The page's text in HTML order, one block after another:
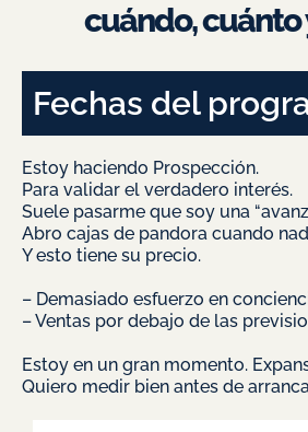
cuándo, cuánto
Fechas del
Estoy haciendo Prospección.
Para validar el verdadero interés.
Suele pasarme que soy una
Abro cajas de pandora cuando
Y esto tiene su precio.
– Demasiado esfuerzo en
– Ventas por debajo de las
Estoy en un gran momento.
Quiero medir bien antes de